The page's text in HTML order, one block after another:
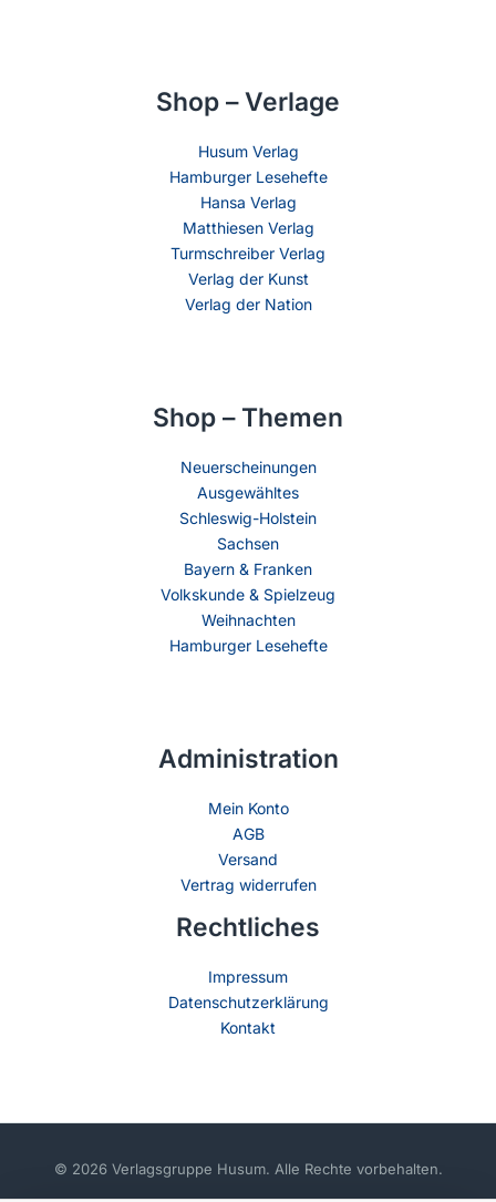
Shop – Verlage
Husum Verlag
Hamburger Lesehefte
Hansa Verlag
Matthiesen Verlag
Turmschreiber Verlag
Verlag der Kunst
Verlag der Nation
Shop – Themen
Neuerscheinungen
Ausgewähltes
Schleswig-Holstein
Sachsen
Bayern & Franken
Volkskunde & Spielzeug
Weihnachten
Hamburger Lesehefte
Administration
Mein Konto
AGB
Versand
Vertrag widerrufen
Rechtliches
Impressum
Datenschutzerklärung
Kontakt
© 2026 Verlagsgruppe Husum. Alle Rechte vorbehalten.